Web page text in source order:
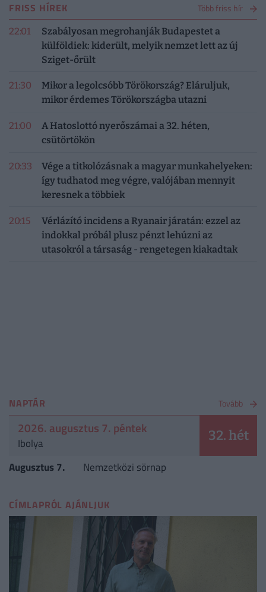
FRISS HÍREK Több friss hír
22:01
Szabályosan megrohanják Budapestet a
külföldiek: kiderült, melyik nemzet lett az új
Sziget-őrült
21:30
Mikor a legolcsóbb Törökország? Eláruljuk,
mikor érdemes Törökországba utazni
21:00
A Hatoslottó nyerőszámai a 32. héten,
csütörtökön
20:33
Vége a titkolózásnak a magyar munkahelyeken:
így tudhatod meg végre, valójában mennyit
keresnek a többiek
20:15
Vérlázító incidens a Ryanair járatán: ezzel az
indokkal próbál plusz pénzt lehúzni az
utasokról a társaság - rengetegen kiakadtak
NAPTÁR Tovább
2026. augusztus 7. péntek
Ibolya 32. hét
Augusztus 7. Nemzetközi sörnap
CÍMLAPRÓL AJÁNLJUK